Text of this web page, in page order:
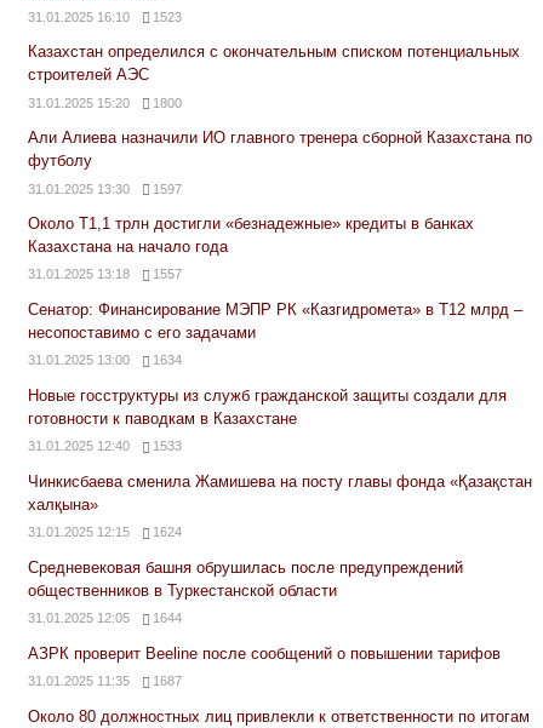
31.01.2025 16:10 1523
Казахстан определился с окончательным списком потенциальных
строителей АЭС
31.01.2025 15:20 1800
Али Алиева назначили ИО главного тренера сборной Казахстана по
футболу
31.01.2025 13:30 1597
Около Т1,1 трлн достигли «безнадежные» кредиты в банках
Казахстана на начало года
31.01.2025 13:18 1557
Сенатор: Финансирование МЭПР РК «Казгидромета» в Т12 млрд –
несопоставимо с его задачами
31.01.2025 13:00 1634
Новые госструктуры из служб гражданской защиты создали для
готовности к паводкам в Казахстане
31.01.2025 12:40 1533
Чинкисбаева сменила Жамишева на посту главы фонда «Қазақстан
халқына»
31.01.2025 12:15 1624
Средневековая башня обрушилась после предупреждений
общественников в Туркестанской области
31.01.2025 12:05 1644
АЗРК проверит Beeline после сообщений о повышении тарифов
31.01.2025 11:35 1687
Около 80 должностных лиц привлекли к ответственности по итогам